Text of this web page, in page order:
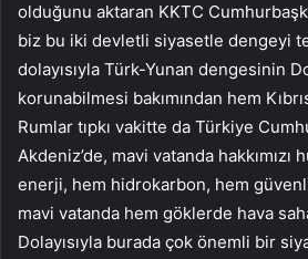
olduğunu aktaran KKTC
biz bu iki devletli siyasetle dengeyi
dolayısıyla Türk-Yunan dengesinin
korunabilmesi bakımından hem
Rumlar tıpkı vakitte da Türkiye
Akdeniz’de, mavi vatanda hakkımızı
enerji, hem hidrokarbon, hem
mavi vatanda hem göklerde hava
Dolayısıyla burada çok önemli bir